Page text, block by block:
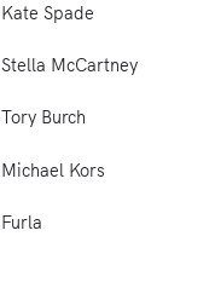
Kate Spade
Stella McCartney
Tory Burch
Michael Kors
Furla